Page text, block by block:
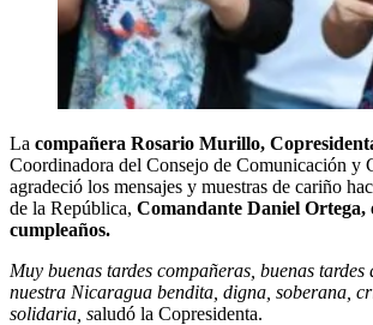
La compañera Rosario Murillo,
Coordinadora del Consejo de Comunicación y
agradeció los mensajes y muestras de cariño
de la República, Comandante Daniel Ortega,
cumpleaños.
Muy buenas tardes compañeras, buenas
nuestra Nicaragua bendita, digna, soberana,
solidaria, saludó la Copresidenta.